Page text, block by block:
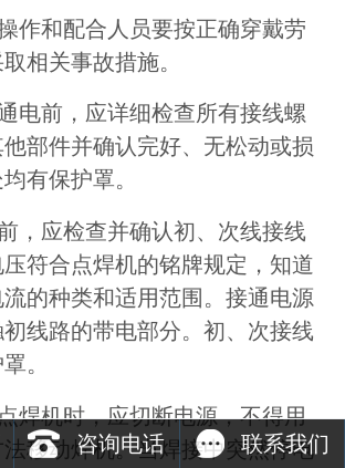
和配合人员要按正确穿戴劳
相关事故措施。
前，应详细检查所有接线螺
部件并确认完好、无松动或损
有保护罩。
应检查并确认初、次线接线
符合点焊机的铭牌规定，知道
的种类和适用范围。接通电源
线路的带电部分。初、次接线
。
机时，应切断电源，不得用
移动焊机。当焊接中突然停电
咨询电话 联系我们